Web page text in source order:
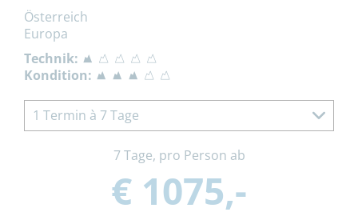
Österreich
Europa
Technik:
Kondition:
1 Termin à 7 Tage
7 Tage, pro Person ab
€ 1075,-